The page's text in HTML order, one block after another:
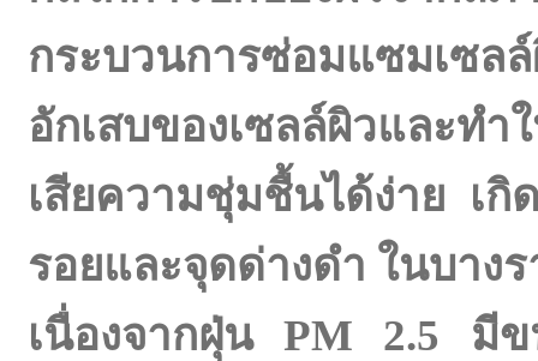
กระบวนการซ่อมแซมเซ
อักเสบของเซลล์ผิวและ
เสียความชุ่มชื้นได้ง่าย เ
รอยและจุดด่างดำ ในบาง
เนื่องจากฝุ่นPM 2.5 มีข